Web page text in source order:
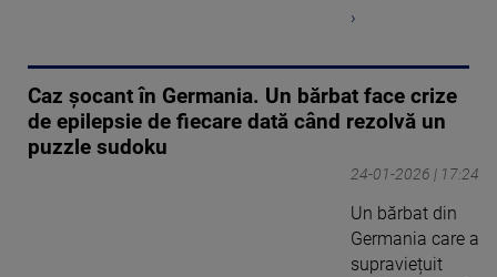
›
Caz șocant în Germania. Un bărbat face crize
de epilepsie de fiecare dată când rezolvă un
puzzle sudoku
24-01-2026 | 17:24
Un bărbat din
Germania care a
supraviețuit